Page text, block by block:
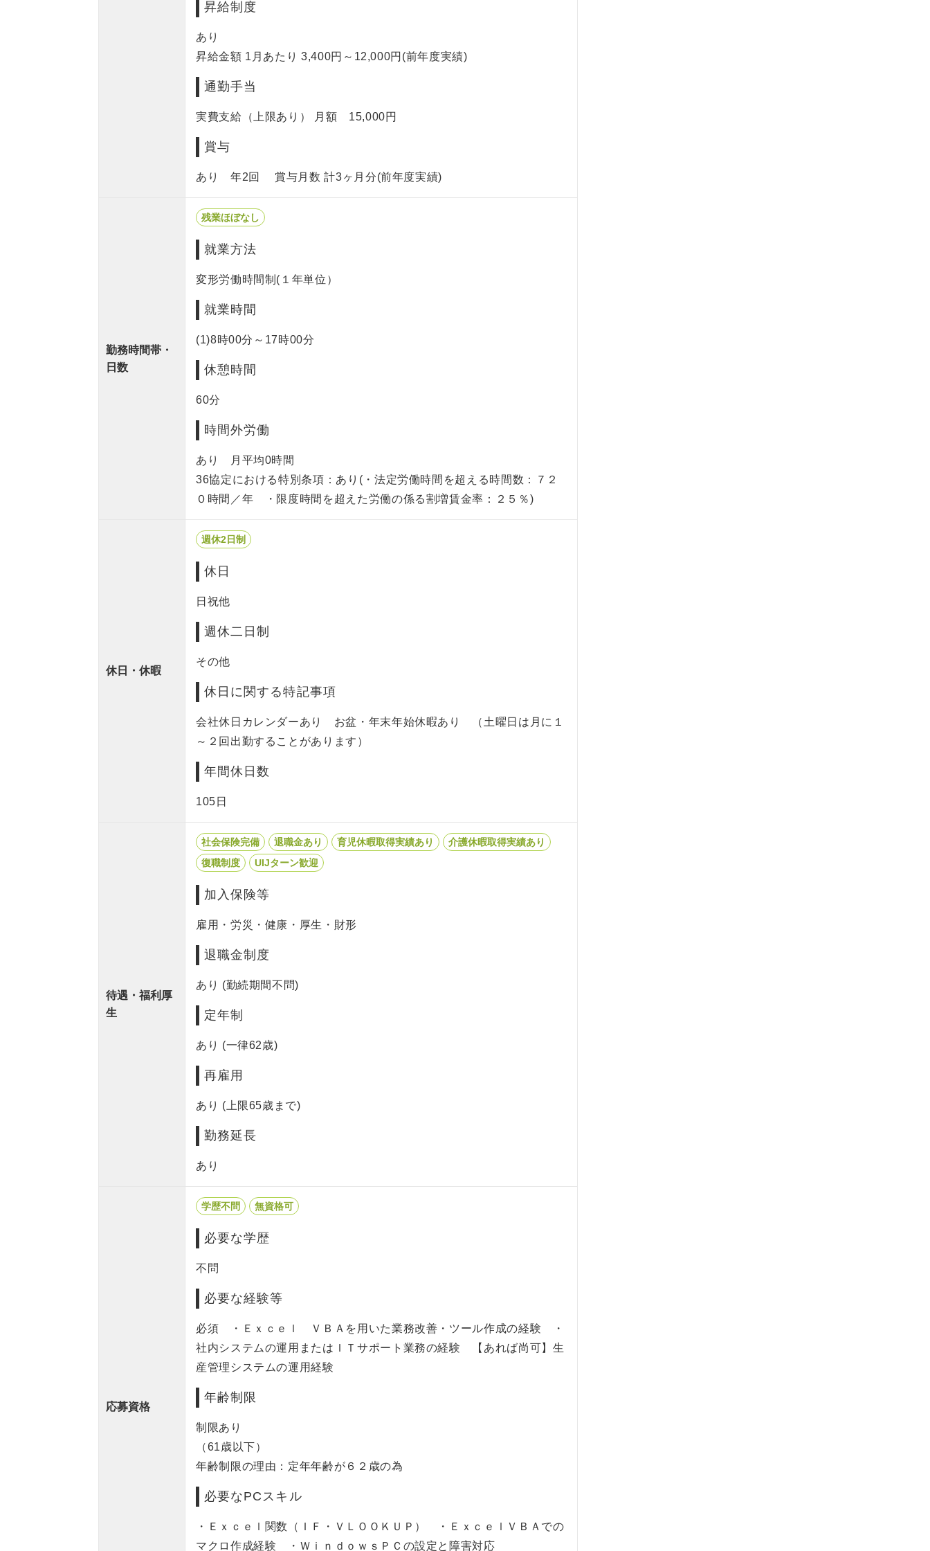
昇給制度
あり
昇給金額 1月あたり 3,400円～12,000円(前年度実績)
通勤手当
実費支給（上限あり） 月額 15,000円
賞与
あり 年2回 賞与月数 計3ヶ月分(前年度実績)
勤務時間帯・
日数
残業ほぼなし
就業方法
変形労働時間制(１年単位）
就業時間
(1)8時00分～17時00分
休憩時間
60分
時間外労働
あり 月平均0時間
36協定における特別条項：あり(・法定労働時間を超える時間数：７２
０時間／年 ・限度時間を超えた労働の係る割増賃金率：２５％)
休日・休暇
週休2日制
休日
日祝他
週休二日制
その他
休日に関する特記事項
会社休日カレンダーあり お盆・年末年始休暇あり （土曜日は月に１
～２回出勤することがあります）
年間休日数
105日
待遇・福利厚
生
社会保険完備 退職金あり 育児休暇取得実績あり
介護休暇取得実績あり
復職制度
UIJターン歓迎
加入保険等
雇用・労災・健康・厚生・財形
退職金制度
あり (勤続期間不問)
定年制
あり (一律62歳)
再雇用
あり (上限65歳まで)
勤務延長
あり
応募資格
学歴不問 無資格可
必要な学歴
不問
必要な経験等
必須 ・Ｅｘｃｅｌ ＶＢＡを用いた業務改善・ツール作成の経験 ・
社内システムの運用またはＩＴサポート業務の経験 【あれば尚可】生
産管理システムの運用経験
年齢制限
制限あり
（61歳以下）
年齢制限の理由：定年年齢が６２歳の為
必要なPCスキル
・Ｅｘｃｅｌ関数（ＩＦ・ＶＬＯＯＫＵＰ） ・ＥｘｃｅｌＶＢＡでの
マクロ作成経験 ・ＷｉｎｄｏｗｓＰＣの設定と障害対応